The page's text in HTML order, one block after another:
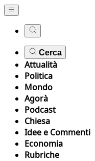
Cerca
Attualità
Politica
Mondo
Agorà
Podcast
Chiesa
Idee e Commenti
Economia
Rubriche